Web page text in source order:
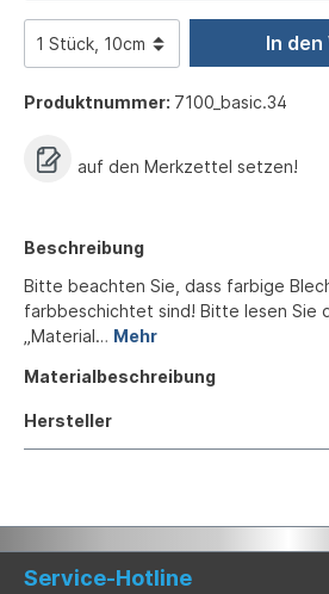
In
Produktnummer: 7100_basic.34
auf den Merkzettel setzen!
Beschreibung
Bitte beachten Sie, dass farbige
farbbeschichtet sind! Bitte lesen Sie
„Material… Mehr
Materialbeschreibung
Hersteller
Service-Hotline